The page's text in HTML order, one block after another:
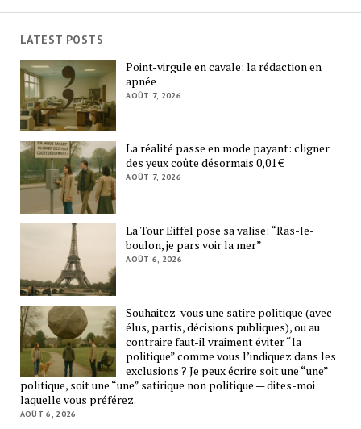
LATEST POSTS
Point-virgule en cavale: la rédaction en
apnée
AOÛT 7, 2026
La réalité passe en mode payant: cligner
des yeux coûte désormais 0,01 €
AOÛT 7, 2026
La Tour Eiffel pose sa valise: “Ras-le-
boulon, je pars voir la mer”
AOÛT 6, 2026
Souhaitez-vous une satire politique (avec
élus, partis, décisions publiques), ou au
contraire faut-il vraiment éviter “la
politique” comme vous l’indiquez dans les
exclusions ? Je peux écrire soit une “une”
politique, soit une “une” satirique non politique — dites-moi
laquelle vous préférez.
AOÛT 6, 2026